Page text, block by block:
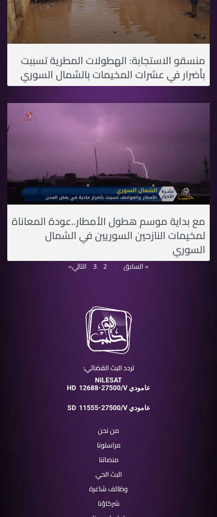
منسقو الاستجابة: الهطولات المطرية تسببت
بأضرار في عشرات المخيمات بالشمال السوري
مع بداية موسم هطول الأمطار..عودة المعاناة
لمخيمات النازحين السوريين في الشمال
السوري
« السابق 1
2
3 التالي»
تردد البث الفضائي:
NILESAT
HD
12688-27500/V عامودي
SD 11555-27500/V عامودي
من نحن
مراسلونا
منصاتنا
البث الحي
وظائف شاغرة
شركاؤنا